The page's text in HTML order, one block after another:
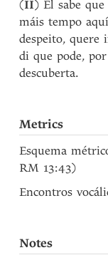
(II) El sabe
máis tempo
despeito, quere
di que pode,
descuberta.
Metrics
Esquema
RM 13:43)
Encontros
Notes